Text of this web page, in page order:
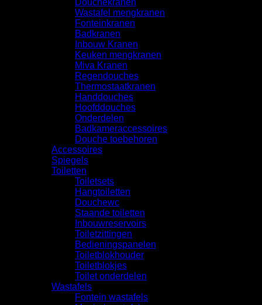
Douchekranen
Wastafel mengkranen
Fonteinkranen
Badkranen
Inbouw Kranen
Keuken mengkranen
Miva Kranen
Regendouches
Thermostaatkranen
Handdouches
Hoofddouches
Onderdelen
Badkameraccessoires
Douche toebehoren
Accessoires
Spiegels
Toiletten
Toiletsets
Hangtoiletten
Douchewc
Staande toiletten
Inbouwreservoirs
Toiletzittingen
Bedieningspanelen
Toiletblokhouder
Toiletblokjes
Toilet onderdelen
Wastafels
Fontein wastafels